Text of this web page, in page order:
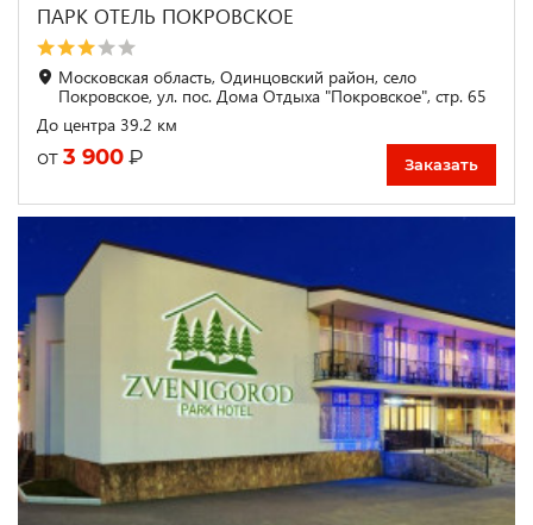
ПАРК ОТЕЛЬ ПОКРОВСКОЕ
Московская область, Одинцовский район, село
Покровское, ул. пос. Дома Отдыха "Покровское", стр. 65
До центра 39.2 км
от 3 900 ₽ Заказать